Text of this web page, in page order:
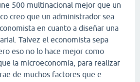
500 multinacional mejor que un
creo que un administrador sea
en cuanto a diseñar una
Talvez el economista sepa
eso no lo hace mejor como
la microeconomía, para realizar
de muchos factores que e